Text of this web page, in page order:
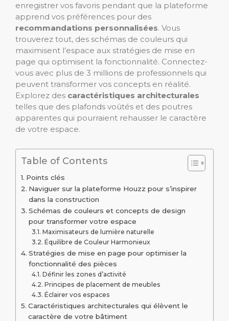
enregistrer vos favoris pendant que la plateforme
apprend vos préférences pour des
recommandations personnalisées. Vous
trouverez tout, des schémas de couleurs qui
maximisent l’espace aux stratégies de mise en
page qui optimisent la fonctionnalité. Connectez-
vous avec plus de 3 millions de professionnels qui
peuvent transformer vos concepts en réalité.
Explorez des caractéristiques architecturales
telles que des plafonds voûtés et des poutres
apparentes qui pourraient rehausser le caractère
de votre espace.
Table of Contents
Points clés
Naviguer sur la plateforme Houzz pour s’inspirer
dans la construction
Schémas de couleurs et concepts de design
pour transformer votre espace
Maximisateurs de lumière naturelle
Équilibre de Couleur Harmonieux
Stratégies de mise en page pour optimiser la
fonctionnalité des pièces
Définir les zones d’activité
Principes de placement de meubles
Éclairer vos espaces
Caractéristiques architecturales qui élèvent le
caractère de votre bâtiment